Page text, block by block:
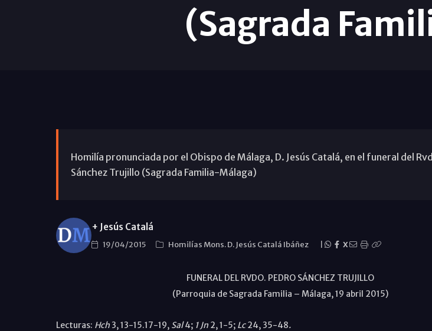
(Sagrada
Homilía pronunciada por el Obispo de Málaga, D. Jesús Catalá, en el funeral del
Sánchez Trujillo (Sagrada Familia-Málaga)
+ Jesús Catalá
19/04/2015 Homilías Mons. D. Jesús Catalá Ibáñez X
FUNERAL DEL RVDO. PEDRO SÁNCHEZ TRUJILLO
(Parroquia de Sagrada Familia – Málaga, 19 abril 2015)
Lecturas: Hch3, 13-15.17-19, Sal4; 1 Jn2, 1-5; Lc24, 35-48.